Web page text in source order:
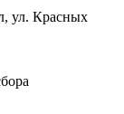
ул. Красных